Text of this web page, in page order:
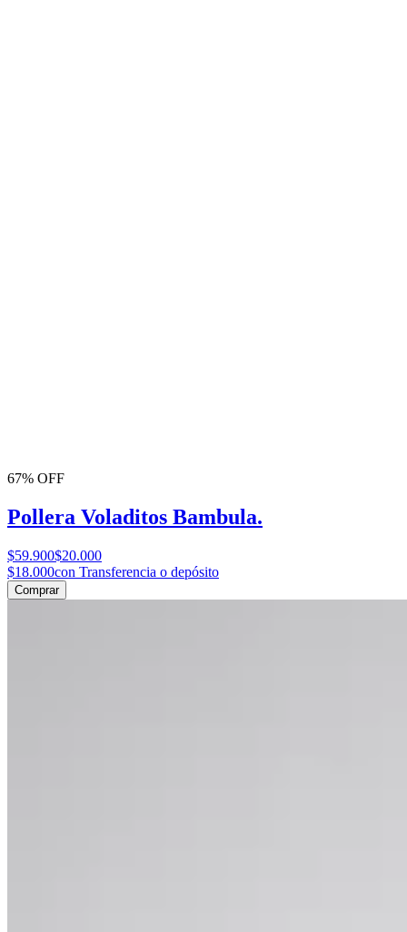
67% OFF
Pollera Voladitos Bambula.
$59.900$20.000
$18.000con Transferencia o depósito
Comprar